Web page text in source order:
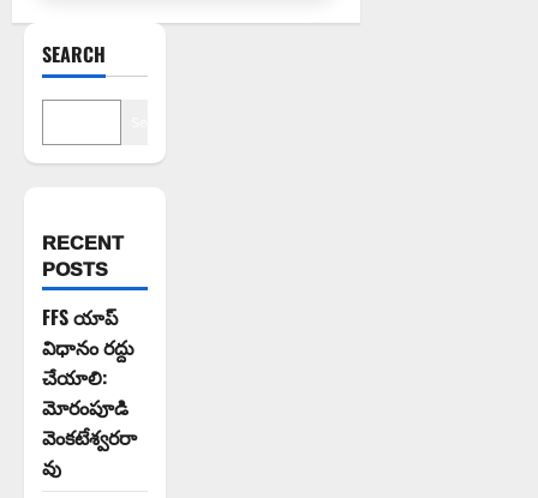
SEARCH
RECENT
POSTS
FFS యాప్
విధానం రద్దు
చేయాలి:
మోరంపూడి
వెంకటేశ్వరరా
వు